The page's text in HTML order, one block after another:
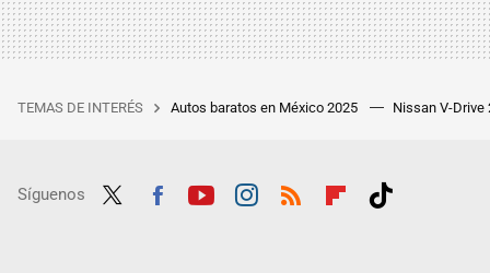
TEMAS DE INTERÉS Autos baratos en México 2025 Nissan V-Drive
Síguenos